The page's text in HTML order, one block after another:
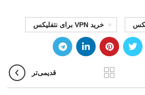
خرید VPN برای نتفلیکس
قدیمی‌تر